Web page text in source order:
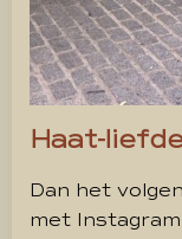
Haat-
Dan het
met